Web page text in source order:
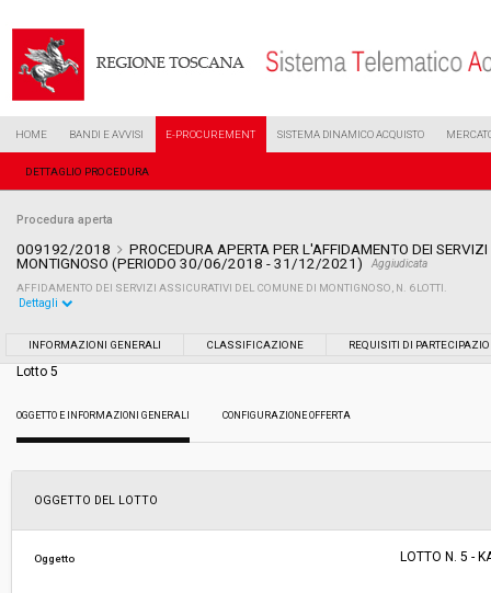
HOME BANDI E AVVISI E-PROCUREMENT SISTEMA DINAMICO ACQUISTO
DETTAGLIO PROCEDURA
Procedura aperta
009192/2018
PROCEDURA APERTA PER L'AFFIDAMENTO DEI
MONTIGNOSO (PERIODO 30/06/2018 - 31/12/2021)
Aggiudicata
AFFIDAMENTO DEI SERVIZI ASSICURATIVI DEL COMUNE DI MONTIGNOSO, N. 6 LOTTI.
Tipo di contratto:
Data pubblicazione:
Svolgimento:
Responsabile attuale:
CENTRALE UNICA DI COMMITTENZA TRA I
Dettagli
INFORMAZIONI GENERALI CLASSIFICAZIONE REQUISITI DI
Lotto 5
OGGETTO E INFORMAZIONI GENERALI CONFIGURAZIONE OFFERTA
OGGETTO DEL LOTTO
Oggetto LOTTO N. 5 -